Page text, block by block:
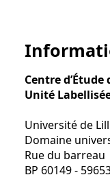
Centre
Unité
Université de
Domaine
Rue du barreau
BP 60149 -